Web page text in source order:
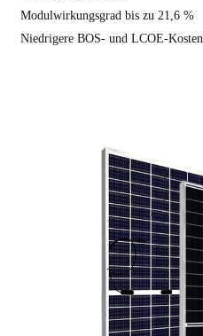
Modulwirkungsgrad bis zu 21,6 %
Niedrigere BOS- und LCOE-Kosten